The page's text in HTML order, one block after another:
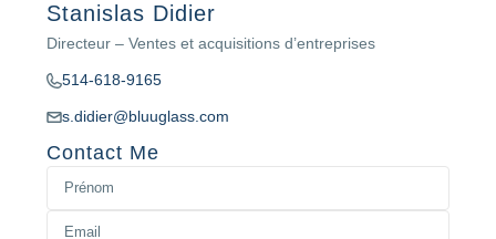
Stanislas Didier
Directeur – Ventes et acquisitions d’entreprises
514-618-9165
s.didier@bluuglass.com
Contact Me